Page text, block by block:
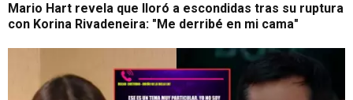
Mario Hart revela que lloró a escondidas tras su ruptura
con Korina Rivadeneira: "Me derribé en mi cama"